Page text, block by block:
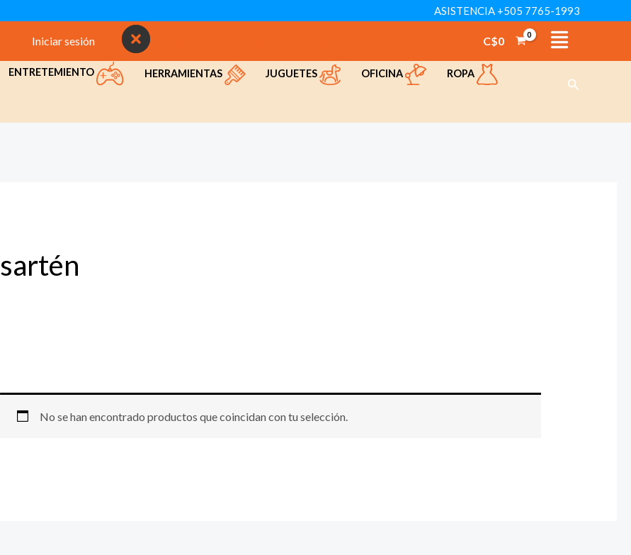
ASISTENCIA +505 7765-1993
Iniciar sesión C$0
ENTRETEMIENTO HERRAMIENTAS JUGUETES OFICINA ROPA
Buscar
sartén
No se han encontrado productos que coincidan con tu selección.